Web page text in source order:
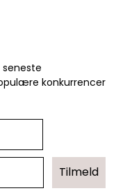
konkurrencer
Tilmeld